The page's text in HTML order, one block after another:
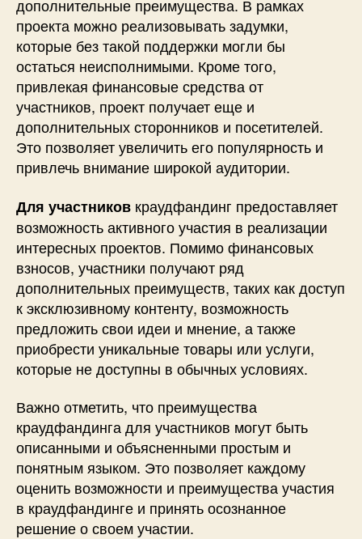
дополнительные преимущества. В рамках
проекта можно реализовывать задумки,
которые без такой поддержки могли бы
остаться неисполнимыми. Кроме того,
привлекая финансовые средства от
участников, проект получает еще и
дополнительных сторонников и посетителей.
Это позволяет увеличить его популярность и
привлечь внимание широкой аудитории.
Для участников краудфандинг предоставляет
возможность активного участия в реализации
интересных проектов. Помимо финансовых
взносов, участники получают ряд
дополнительных преимуществ, таких как доступ
к эксклюзивному контенту, возможность
предложить свои идеи и мнение, а также
приобрести уникальные товары или услуги,
которые не доступны в обычных условиях.
Важно отметить, что преимущества
краудфандинга для участников могут быть
описанными и объясненными простым и
понятным языком. Это позволяет каждому
оценить возможности и преимущества участия
в краудфандинге и принять осознанное
решение о своем участии.